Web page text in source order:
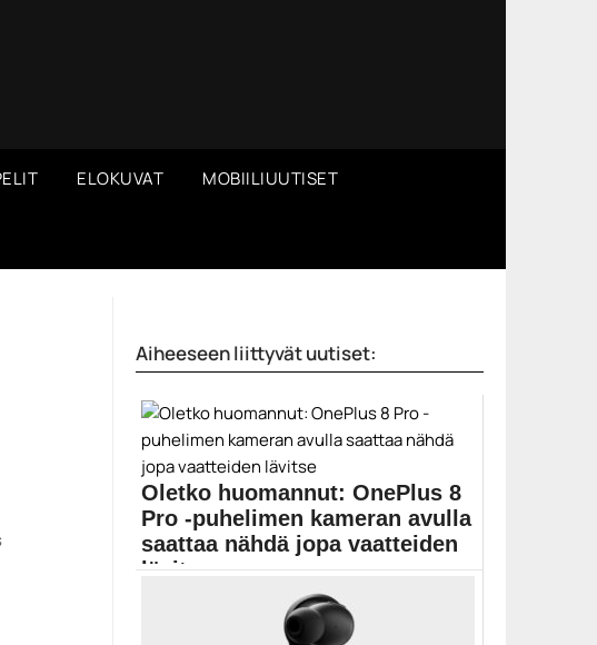
ELOKUVAT MOBIILIUUTISET
Aiheeseen liittyvät uutiset:
Oletko huomannut: OnePlus 8
Pro -puhelimen kameran avulla
saattaa nähdä jopa vaatteiden
lävitse
OnePlus 8 Pro -puhelimen värisuodatuskameran